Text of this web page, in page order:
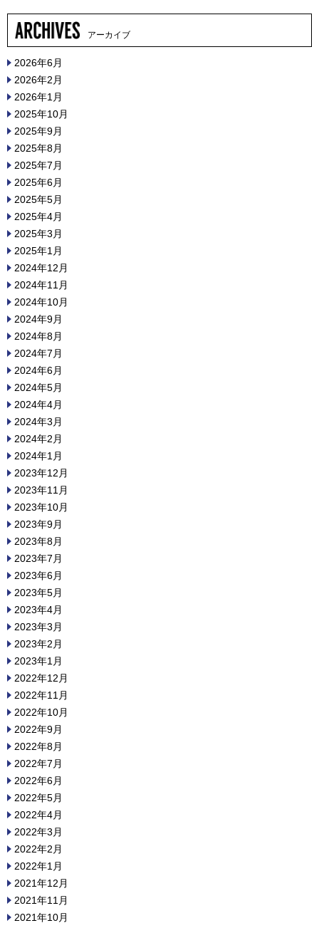
アーカイブ
2026年6月
2026年2月
2026年1月
2025年10月
2025年9月
2025年8月
2025年7月
2025年6月
2025年5月
2025年4月
2025年3月
2025年1月
2024年12月
2024年11月
2024年10月
2024年9月
2024年8月
2024年7月
2024年6月
2024年5月
2024年4月
2024年3月
2024年2月
2024年1月
2023年12月
2023年11月
2023年10月
2023年9月
2023年8月
2023年7月
2023年6月
2023年5月
2023年4月
2023年3月
2023年2月
2023年1月
2022年12月
2022年11月
2022年10月
2022年9月
2022年8月
2022年7月
2022年6月
2022年5月
2022年4月
2022年3月
2022年2月
2022年1月
2021年12月
2021年11月
2021年10月